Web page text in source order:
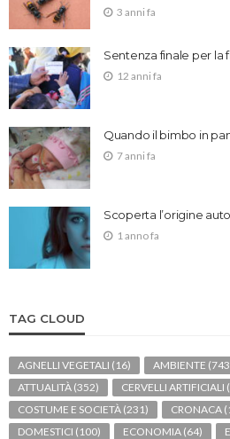
3 anni fa
Sentenza finale per la
12 anni fa
Quando il bimbo in
7 anni fa
Scoperta l’origine
1 anno fa
TAG CLOUD
AGNELLI VEGETALI (16) AMBIENTE
ATTUALITÀ (352) CERVELLI ARTIFICIALI
COSTUME E SOCIETÀ (231) CRONACA
DOMESTICI (100) ECONOMIA (64)